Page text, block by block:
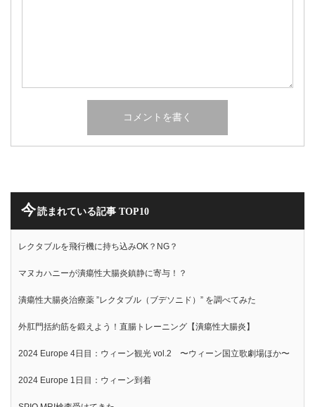
今読まれている記事 TOP10
レクタブルを飛行機に持ち込みOK？NG？
マヌカハニーが潰瘍性大腸炎鎮静に寄与！？
潰瘍性大腸炎治療薬 ”レクタブル（ブデソニド）” を調べてみた
外肛門括約筋を鍛えよう！直腸トレーニング【潰瘍性大腸炎】
2024 Europe 4日目：ウィーン観光 vol.2 〜ウィーン国立歌劇場ほか〜
2024 Europe 1日目：ウィーン到着